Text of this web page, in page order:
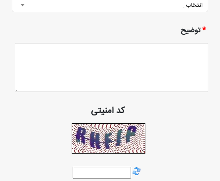
انتخاب..
*توضیح
کد امنیتی